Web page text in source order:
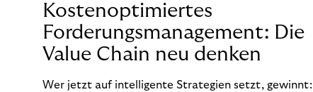
Kostenoptimiertes
Forderungsmanagement: Die
Value Chain neu denken
Wer jetzt auf intelligente Strategien setzt, gewinnt: